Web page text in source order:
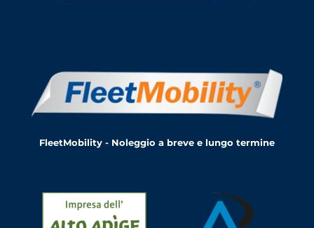
FleetMobility - Noleggio a breve e lungo termine